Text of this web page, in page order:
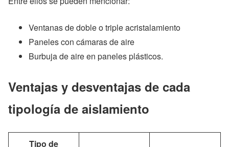
Ventanas de doble o triple acristalamiento
Paneles con cámaras de aire
Burbuja de aire en paneles plásticos.
Ventajas y desventajas de cada
tipología de aislamiento
Tipo de